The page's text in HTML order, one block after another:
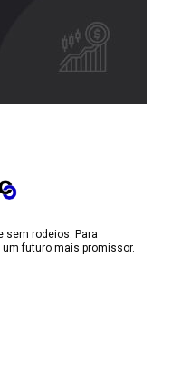
sem rodeios. Para
futuro mais promissor.